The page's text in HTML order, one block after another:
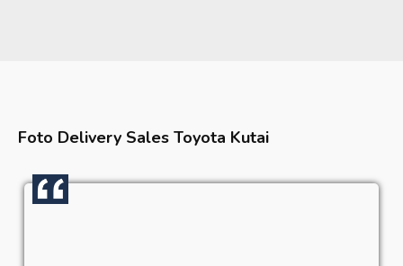
Foto Delivery Sales Toyota Kutai